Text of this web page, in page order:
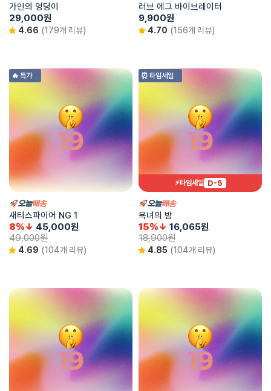
가인의 엉덩이
29,000원
4.66 (179개 리뷰)
러브 에그 바이브레이터
9,900원
4.70 (156개 리뷰)
🔥 특가
새티스파이어 NG 1
8%↓ 45,000원
49,000원
4.69 (104개 리뷰)
⚡타임세일 D-5
⏰ 타임세일
욕녀의 밤
15%↓ 16,065원
18,900원
4.85 (104개 리뷰)